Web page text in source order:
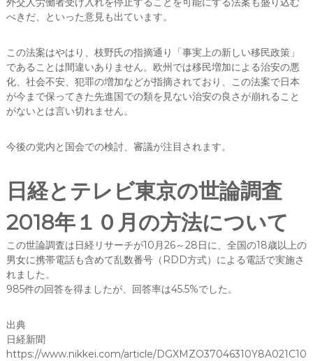
べきだ、といった意見も出ています。
この法案はやはり、枝野氏の指摘通り「事実上の新しい移民政策」
であることは間違いありません。欧州では移民増加による治安の悪
化、社会不安、犯罪の増加などが指摘されており、この法案で日本
が今まで保ってきた先進国での類を見ない治安の良さが崩れること
がないとは言い切れません。
今後の党内と国会での検討、審議が注目されます。
日経とテレビ東京の世論調査
2018年１０月の方法について
この世論調査は日経リサーチが10月26～28日に、全国の18歳以上の
男女に携帯電話も含めて乱数番号（RDD方式）による電話で実施さ
れました。
985件の回答を得ましたが、回答率は45.5%でした。
出典
日経新聞
https://www.nikkei.com/article/DGXMZO37046310Y8A021C10